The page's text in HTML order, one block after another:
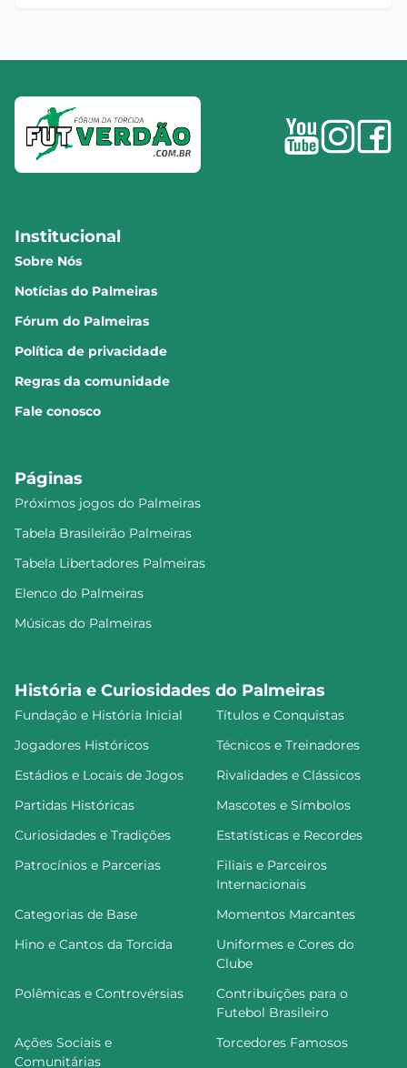
Institucional
Sobre Nós
Notícias do Palmeiras
Fórum do Palmeiras
Política de privacidade
Regras da comunidade
Fale conosco
Páginas
Próximos jogos do Palmeiras
Tabela Brasileirão Palmeiras
Tabela Libertadores Palmeiras
Elenco do Palmeiras
Músicas do Palmeiras
História e Curiosidades do Palmeiras
Fundação e História Inicial
Títulos e Conquistas
Jogadores Históricos
Técnicos e Treinadores
Estádios e Locais de Jogos
Rivalidades e Clássicos
Partidas Históricas
Mascotes e Símbolos
Curiosidades e Tradições
Estatísticas e Recordes
Patrocínios e Parcerias
Filiais e Parceiros
Internacionais
Categorias de Base
Momentos Marcantes
Hino e Cantos da Torcida
Uniformes e Cores do
Clube
Polêmicas e Controvérsias
Contribuições para o
Futebol Brasileiro
Ações Sociais e
Comunitárias
Torcedores Famosos